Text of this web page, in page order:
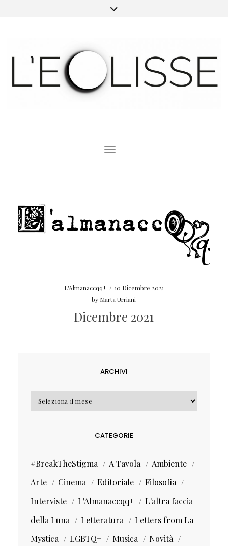
Toggle Navigation
L'Almanaccqq+ / 10 Dicembre 2021
by Marta Urriani
Dicembre 2021
ARCHIVI
Archivi
CATEGORIE
#BreakTheStigma A Tavola
Ambiente
Arte
Cinema Editoriale
Filosofia
Interviste
L'Almanaccqq+
L'altra faccia
della Luna
Letteratura
Letters from La
Mystica
LGBTQ+ Musica
Novità